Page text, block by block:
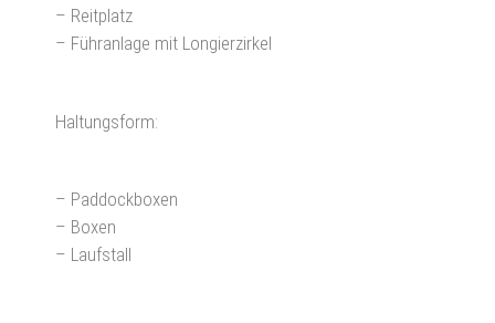
– Reitplatz
– Führanlage mit Longierzirkel
Haltungsform:
– Paddockboxen
– Boxen
– Laufstall